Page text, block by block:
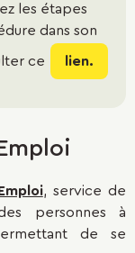
est exploité
les étapes
dans son
ce lien.
, service de
personnes à
de se